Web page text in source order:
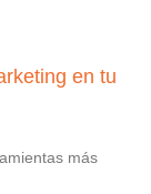
en tu
más